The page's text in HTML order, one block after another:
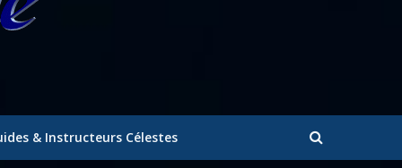
& Instructeurs Célestes